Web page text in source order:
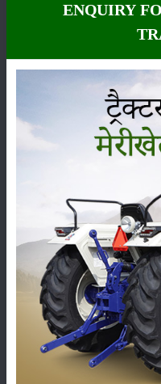
कीटनाशक
कृषि यंत्र
सम्पादकीय
लाड़ली
खातों में
16-
ENQUIRY